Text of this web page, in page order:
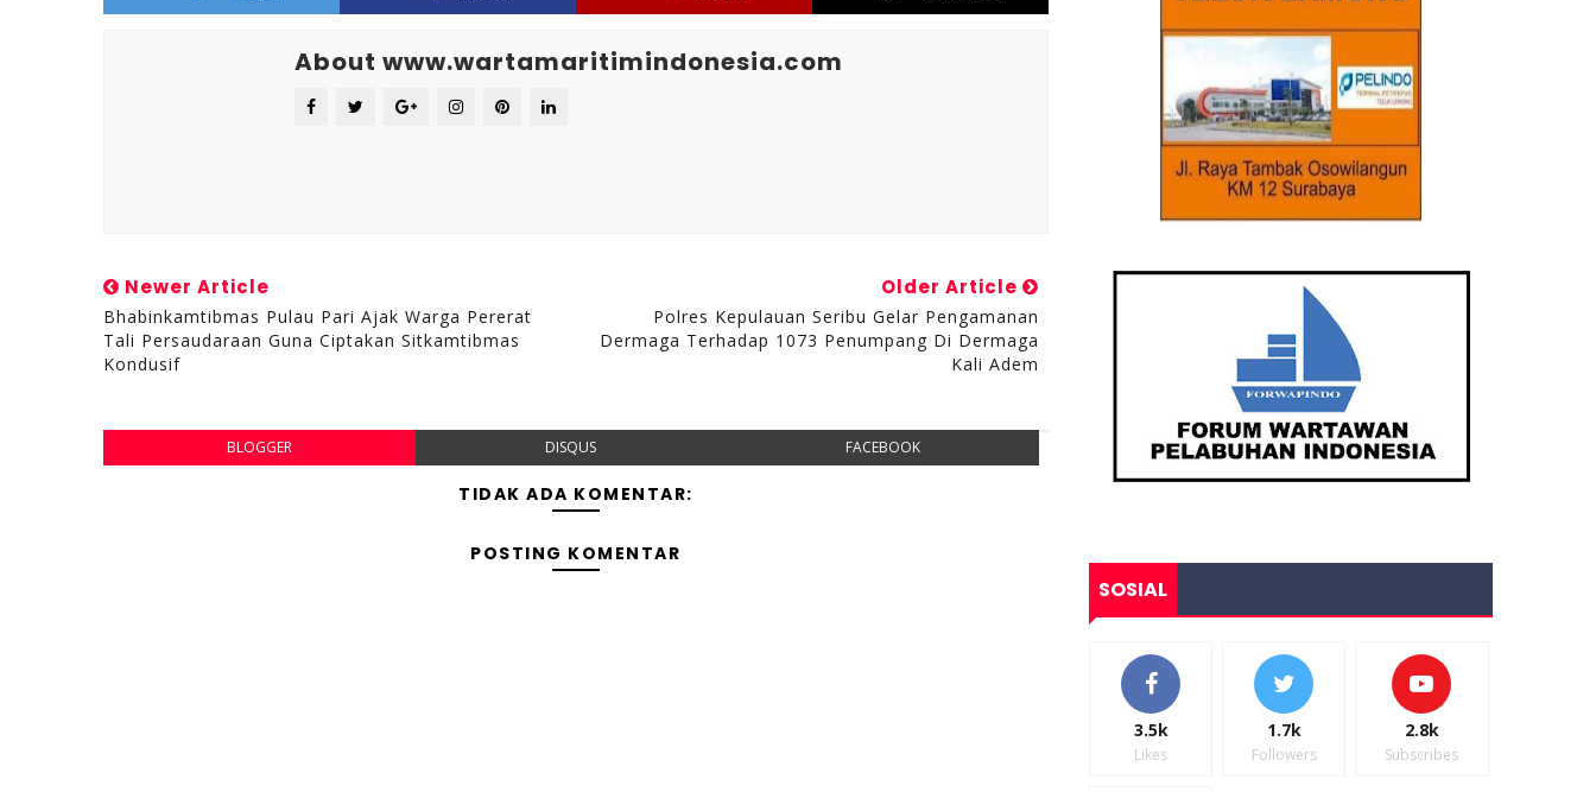
About www.wartamaritimindonesia.com
Newer Article
Bhabinkamtibmas Pulau Pari Ajak Warga Pererat
Tali Persaudaraan Guna Ciptakan Sitkamtibmas
Kondusif
Older Article
Polres Kepulauan Seribu Gelar Pengamanan
Dermaga Terhadap 1073 Penumpang Di Dermaga
Kali Adem
BLOGGER DISQUS FACEBOOK
TIDAK ADA KOMENTAR:
POSTING KOMENTAR
SOSIAL
3.5k
Likes
1.7k
Followers
2.8k
Subscribes